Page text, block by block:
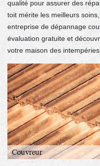
qualité pour assurer des
toit mérite les meilleurs
entreprise de dépannage
évaluation gratuite et
votre maison des